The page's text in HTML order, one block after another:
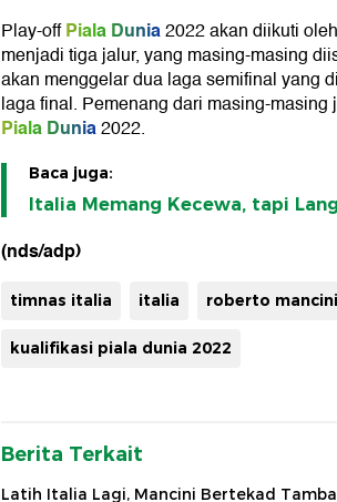
Play-offPiala Dunia2022 akan diikuti
menjadi tiga jalur, yang masing-masing
akan menggelar dua laga semifinal yang
laga final. Pemenang dari masing-
Piala Dunia2022.
Baca juga:
Italia Memang Kecewa, tapi
(nds/adp)
timnas italia italia roberto mancini
kualifikasi piala dunia 2022
Berita Terkait
Latih Italia Lagi, Mancini Bertekad